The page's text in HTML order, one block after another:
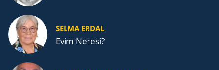
SELMA ERDAL
Evim Neresi?